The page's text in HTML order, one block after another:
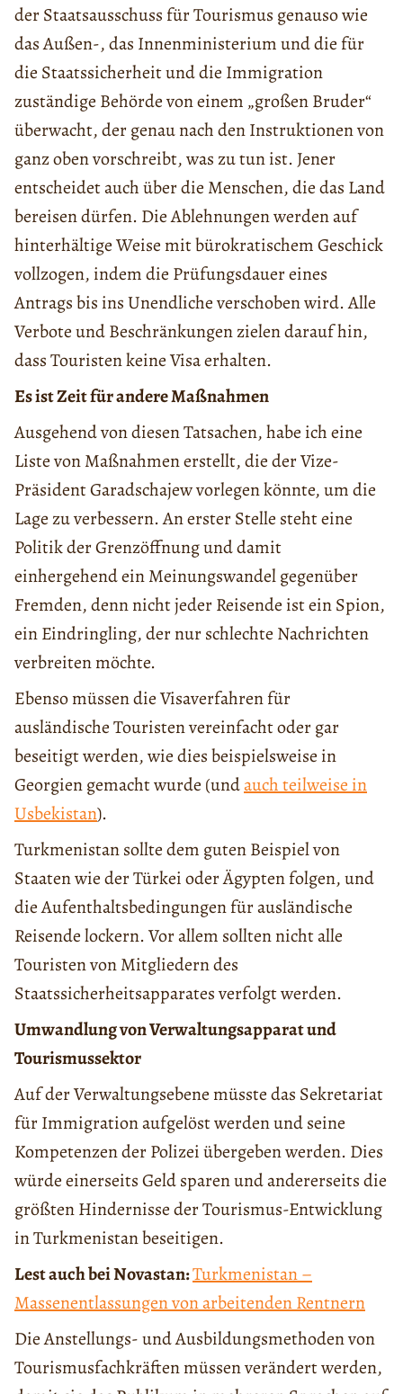
der Staatsausschuss für Tourismus genausowie
das Außen-, das Innenministerium unddiefür
die Staatssicherheit und die Immigration
zuständige Behördevon einem „großen Bruder“
überwacht, der genau nach den Instruktionen von
ganz oben vorschreibt, was zu tun ist. Jener
entscheidet auch über die Menschen, die das Land
bereisen dürfen. Die Ablehnungen werden auf
hinterhältige Weise mit bürokratischem Geschick
vollzogen, indem die Prüfungsdauer eines
Antrags bis ins Unendliche verschoben wird. Alle
Verbote und Beschränkungen zielen darauf hin,
dass Touristen keine Visa erhalten.
Es istZeit für andere Maßnahmen
Ausgehend von diesen Tatsachen, habe ich eine
Liste von Maßnahmen erstellt, diederVize-
PräsidentGaradschajewvorlegen könnte, um die
Lage zu verbessern. An erster Stelle steht eine
Politik der Grenzöffnung und damit
einhergehend ein Meinungswandel gegenüber
Fremden, denn nicht jeder Reisende ist ein Spion,
ein Eindringling, der nur schlechte Nachrichten
verbreiten möchte.
Ebenso müssen die Visaverfahren für
ausländische Touristen vereinfacht oder gar
beseitigt werden, wie dies beispielsweise in
Georgien gemacht wurde (undauch teilweise in
Usbekistan).
Turkmenistan sollte dem guten Beispiel von
Staaten wie der Türkei oder Ägypten folgen, und
die Aufenthaltsbedingungen für ausländische
Reisende lockern.Vor allem solltennichtalle
Touristen von Mitgliedern des
Staatssicherheitsapparatesverfolgt werden.
Umwandlung von Verwaltungsapparat und
Tourismussektor
AufderVerwaltungsebene müsste das Sekretariat
für Immigrationaufgelöstwerden und seine
Kompetenzender Polizei übergeben werden. Dies
würde einerseits Geld sparen und andererseits die
größten Hindernisse der Tourismus-Entwicklung
in Turkmenistan beseitigen.
Lest auch bei Novastan:Turkmenistan –
Massenentlassungen von arbeitenden Rentnern
DieAnstellungs- undAusbildungsmethodenvon
Tourismusfachkräftenmüssen verändert werden,